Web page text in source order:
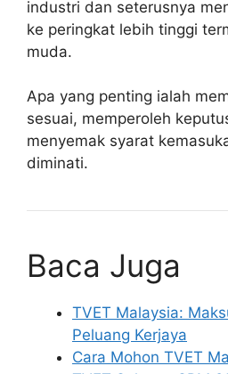
industri dan seterusnya
ke peringkat lebih tinggi
muda.
Apa yang penting ialah
sesuai, memperoleh
menyemak syarat
diminati.
Baca Juga
TVET Malaysia:
Peluang Kerjaya
Cara Mohon TVET